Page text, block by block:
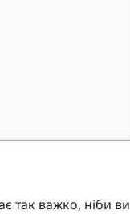
так важко, ніби ви